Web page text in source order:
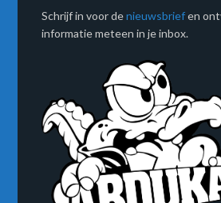
Schrijf in voor denieuwsbriefen
informatie meteen in je inbox.